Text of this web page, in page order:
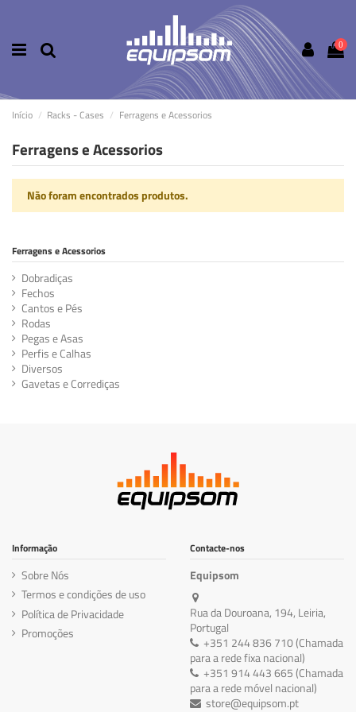
0
Início Racks - Cases Ferragens e Acessorios
Ferragens e Acessorios
Não foram encontrados produtos.
Ferragens e Acessorios
Dobradiças
Fechos
Cantos e Pés
Rodas
Pegas e Asas
Perfis e Calhas
Diversos
Gavetas e Corrediças
Informação
Sobre Nós
Termos e condições de uso
Política de Privacidade
Promoções
Contacte-nos
Equipsom
Rua da Douroana, 194, Leiria,
Portugal
+351 244 836 710 (Chamada
para a rede fixa nacional)
+351 914 443 665 (Chamada
para a rede móvel nacional)
store@equipsom.pt